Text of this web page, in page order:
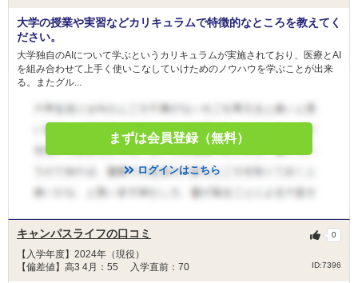
大学の授業や実習などカリキュラムで特徴的なところを教えてく
ださい。
大学独自のAIについて学ぶというカリキュラムが実施されており、医療とAI
を組み合わせて上手く使いこなしていけためのノウハウを学ぶことが出来
る。またグル...
まずは会員登録（無料）
ログインはこちら
キャンパスライフの口コミ
【入学年度】2024年（現役）
【偏差値】高3 4月：55 入学直前：70
ID:7396
0